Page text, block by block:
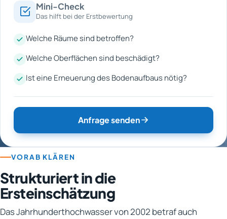
Mini-Check
Das hilft bei der Erstbewertung
Welche Räume sind betroffen?
Welche Oberflächen sind beschädigt?
Ist eine Erneuerung des Bodenaufbaus nötig?
Anfrage senden
VORAB KLÄREN
Strukturiert in die
Ersteinschätzung
Das Jahrhunderthochwasser von 2002 betraf auch